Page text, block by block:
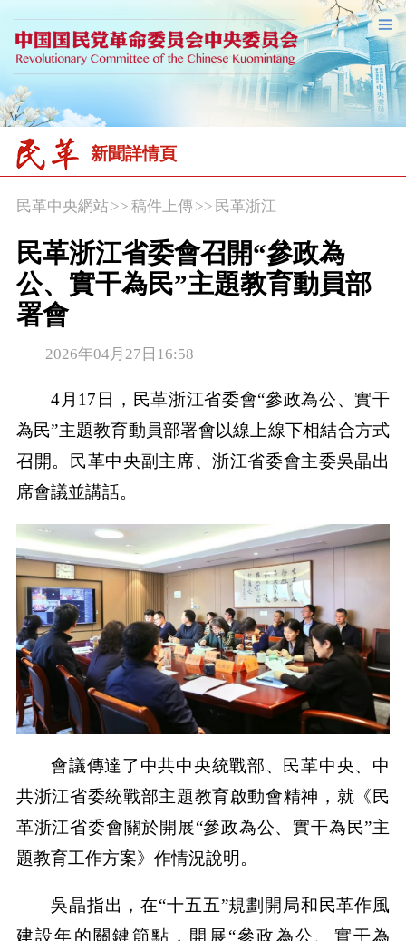
新聞詳情頁
民革中央網站>> 稿件上傳>> 民革浙江
民革浙江省委會召開“參政為
公、實干為民”主題教育動員部
署會
2026年04月27日16:58
4月17日，民革浙江省委會“參政為公、實干
為民”主題教育動員部署會以線上線下相結合方式
召開。民革中央副主席、浙江省委會主委吳晶出
席會議並講話。
會議傳達了中共中央統戰部、民革中央、中
共浙江省委統戰部主題教育啟動會精神，就《民
革浙江省委會關於開展“參政為公、實干為民”主
題教育工作方案》作情況說明。
吳晶指出，在“十五五”規劃開局和民革作風
建設年的關鍵節點，開展“參政為公、實干為